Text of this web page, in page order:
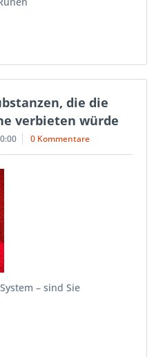
die die
verbieten würde
0 Kommentare
– sind Sie